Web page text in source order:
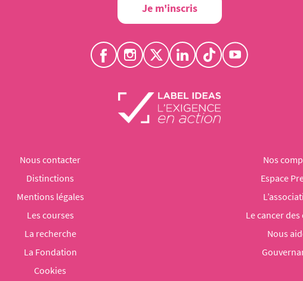
Je m'inscris
Nous contacter
Nos
Distinctions
Espace
Mentions légales
Les courses
Le cancer
La recherche
Nous
La Fondation
Cookies